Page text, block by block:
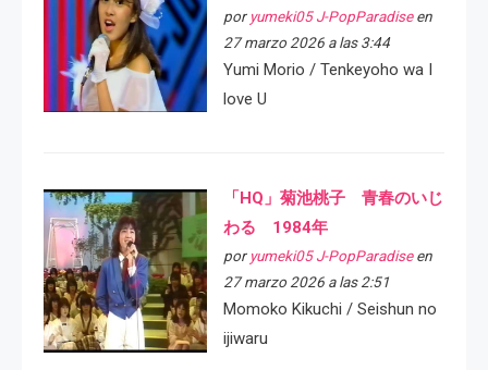
por yumeki05 J-PopParadiseen
27 marzo 2026 a las 3:44
Yumi Morio / Tenkeyoho wa I
love U
「HQ」菊池桃子 青春のいじ
わる 1984年
por yumeki05 J-PopParadiseen
27 marzo 2026 a las 2:51
Momoko Kikuchi / Seishun no
ijiwaru